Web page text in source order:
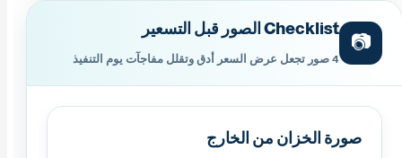
📷 Checklist الصور قبل التسعير
4 صور تجعل عرض السعر أدق وتقلل مفاجآت يوم التنفيذ
صورة الخزان من الخارج